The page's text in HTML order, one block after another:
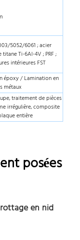
5052/6061 ; acier
Ti-6Al-4V ; PRF ;
intérieures FST
époxy / Lamination en
métaux
traitement de pièces
irrégulière, composite
entière
posées
en nid